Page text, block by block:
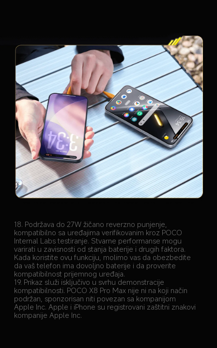
18. Podržava do 27W žičano reverzno punjenje,
kompatibilno sa uređajima verifikovanim kroz POCO
Internal Labs testiranje. Stvarne performanse mogu
varirati u zavisnosti od stanja baterije i drugih faktora.
Kada koristite ovu funkciju, molimo vas da obezbedite
da vaš telefon ima dovoljno baterije i da proverite
kompatibilnost prijemnog uređaja.
19. Prikaz služi isključivo u svrhu demonstracije
kompatibilnosti. POCO X8 Pro Max nije ni na koji način
podržan, sponzorisan niti povezan sa kompanijom
Apple Inc. Apple i iPhone su registrovani zaštitni znakovi
kompanije Apple Inc.